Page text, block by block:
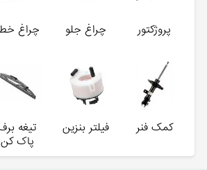
پروژکتور چراغ جلو چراغ
کمک فنر فیلتر بنزین
تیغه
پاک کن